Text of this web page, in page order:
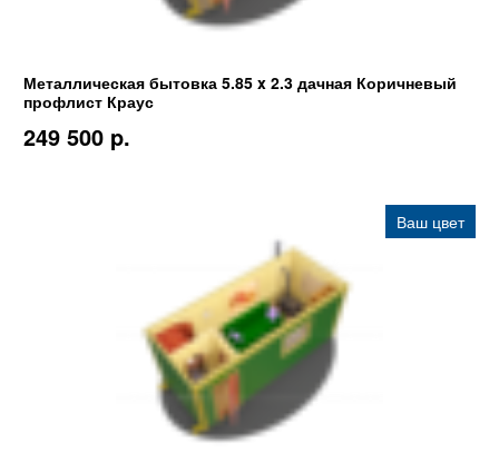
Металлическая бытовка 5.85 x 2.3 дачная Коричневый
профлист Краус
249 500 p.
Ваш цвет